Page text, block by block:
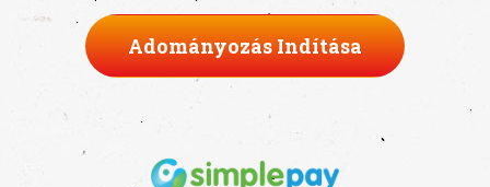
Adományozás Indítása